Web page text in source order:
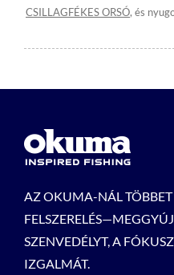
CSILLAGFÉKES ORSÓ, és
AZ OKUMA-NÁL
SZENVEDÉLYT, A
IZGALMÁT.